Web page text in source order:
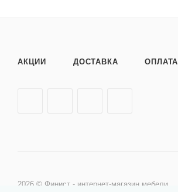
АКЦИИ ДОСТАВКА ОПЛАТА
2026 © Финист - интернет-магазин мебели